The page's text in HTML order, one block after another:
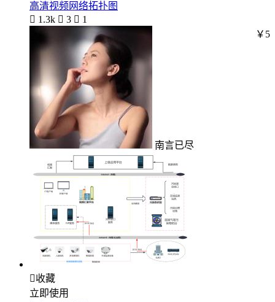
高清视频网络拓扑图
 1.3k  3  1
南言已尽
￥5
收藏
立即使用